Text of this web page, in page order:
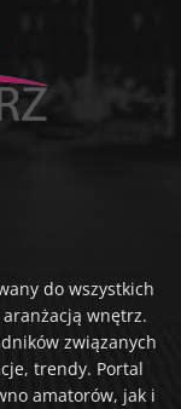
do wszystkich
wnętrz.
związanych
trendy. Portal
amatorów, jak i